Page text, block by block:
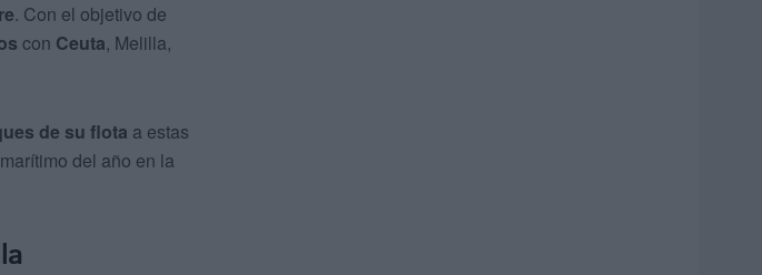
. Con el objetivo de
con Ceuta, Melilla,
de su flota a estas
del año en la